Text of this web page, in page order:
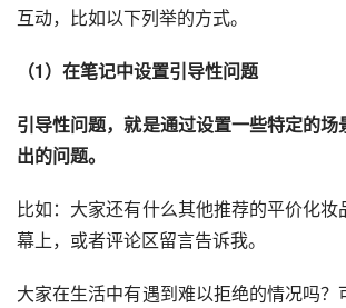
互动，比如以下列举的方式。
（1）在笔记中设置引导性问题
引导性问题，就是通过设置一些特定的
出的问题。
比如：大家还有什么其他推荐的平价化
幕上，或者评论区留言告诉我。
大家在生活中有遇到难以拒绝的情况吗？